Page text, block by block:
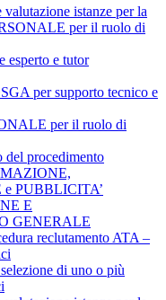
istanze per la
per il ruolo di
esperto e tutor
per supporto tecnico e
per il ruolo di
del procedimento
PUBBLICITA’
E
GENERALE
reclutamento ATA –
di uno o più